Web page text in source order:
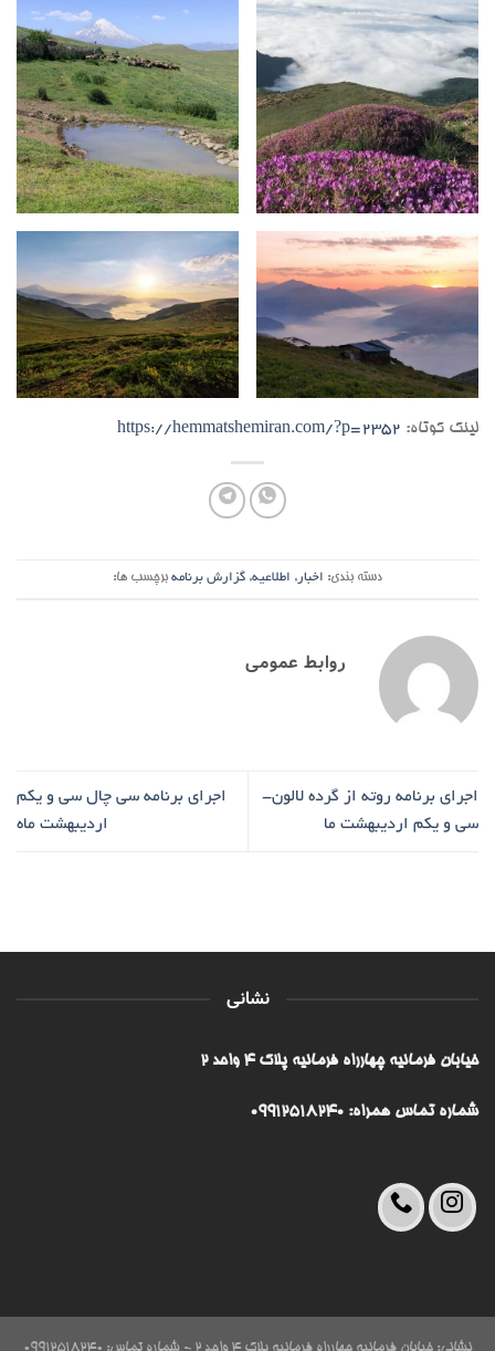
لینک کوتاه: https://hemmatshemiran.com/?p=2352
دسته بندی: اخبار , اطلاعیه, گزارش برنامه برچسب ها:
روابط عمومی
اجرای برنامه روته از گرده لالون-
سی و یکم اردیبهشت ما
اجرای برنامه سی چال سی و یکم
اردیبهشت ماه
نشانی
خیابان فرمانیه چهارراه فرمانیه پلاک ۴ واحد ۲
شماره تماس همراه: 09912518240